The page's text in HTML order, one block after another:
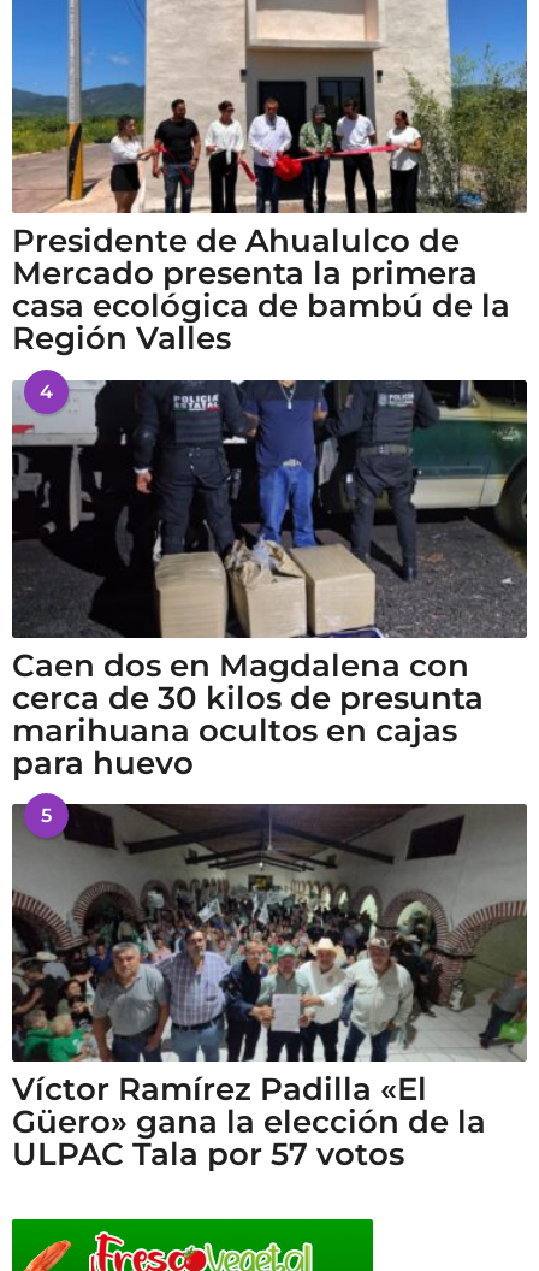
Presidente de Ahualulco de
Mercado presenta la primera
casa ecológica de bambú de la
Región Valles
4
Caen dos en Magdalena con
cerca de 30 kilos de presunta
marihuana ocultos en cajas
para huevo
5
Víctor Ramírez Padilla «El
Güero» gana la elección de la
ULPAC Tala por 57 votos